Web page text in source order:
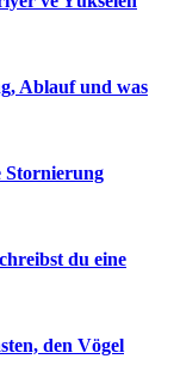
Ablauf und was
Stornierung
du eine
den Vögel